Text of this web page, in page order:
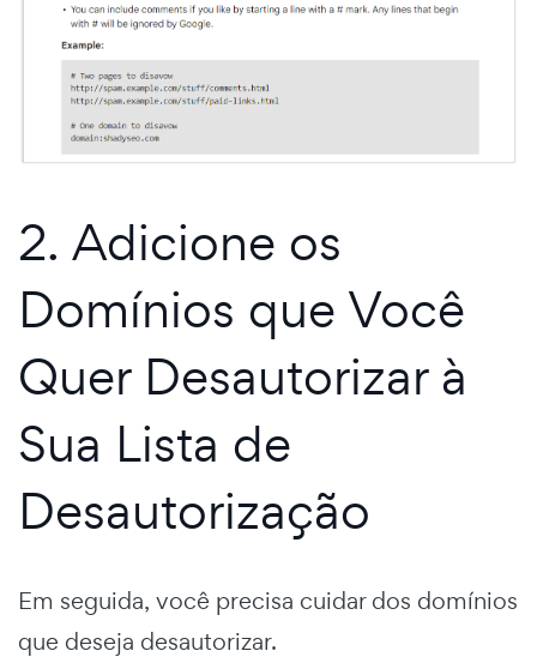
2. Adicione os
Domínios que Você
Quer Desautorizar à
Sua Lista de
Desautorização
Em seguida, você precisa cuidar dos domínios
que deseja desautorizar.